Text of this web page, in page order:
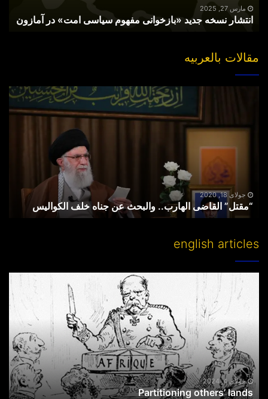
آمازونمارس 27, 2025
انتشار نسخه جدید «بازخوانی مفهوم سیاسی امت» در آمازون
مقالات بالعربیه
والبحث
جولای 18, 2020
“مقتل” القاضی الهارب.. والبحث عن جناه خلف الکوالیس
english articles
others’
جولای 4, 2024
Partitioning others’ lands